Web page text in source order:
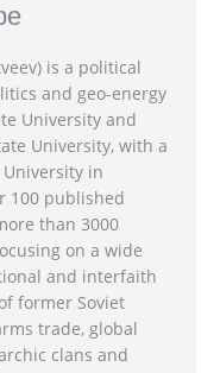
is a political
and geo-energy
University and
University, with a
in
100 published
than 3000
on a wide
and interfaith
former Soviet
trade, global
clans and